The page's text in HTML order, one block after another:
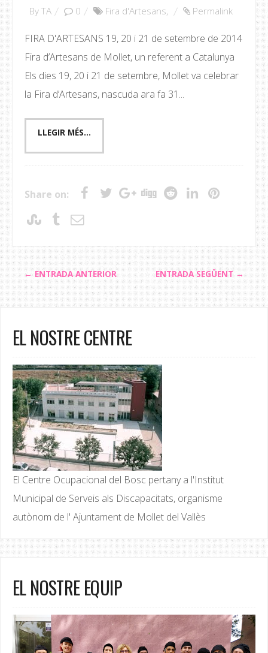
By TA 0 Fira d'Artesans, Permalink
FIRA D'ARTESANS 19, 20 i 21 de setembre de 2014
Fira d’Artesans de Mollet, un referent a Catalunya
Els dies 19, 20 i 21 de setembre, Mollet va celebrar
la Fira d’Artesans, nascuda ara fa 31...
Share on:
← ENTRADA ANTERIOR ENTRADA SEGÜENT →
EL NOSTRE CENTRE
El Centre Ocupacional del Bosc pertany a l'Institut
Municipal de Serveis als Discapacitats, organisme
autònom de l' Ajuntament de Mollet del Vallès
EL NOSTRE EQUIP